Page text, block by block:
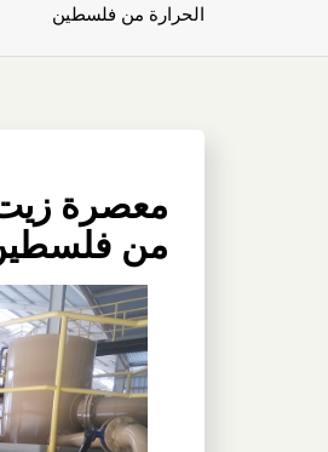
الحرارة من فلسطين
معصرة
من